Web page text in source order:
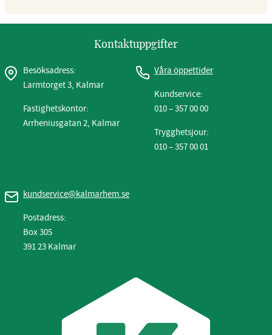
Kontaktuppgifter
Besöksadress:
Larmtorget 3, Kalmar
Fastighetskontor:
Arrheniusgatan 2, Kalmar
Våra öppettider
Kundservice:
010 – 357 00 00
Trygghetsjour:
010 – 357 00 01
kundservice@kalmarhem.se
Postadress:
Box 305
391 23 Kalmar